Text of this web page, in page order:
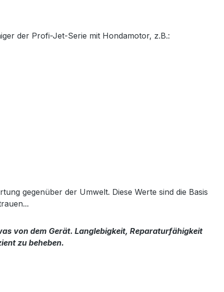
der Profi-Jet-Serie mit Hondamotor, z.B.:
gegenüber der Umwelt. Diese Werte sind die Basis
von dem Gerät. Langlebigkeit, Reparaturfähigkeit
zu beheben.